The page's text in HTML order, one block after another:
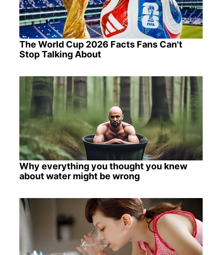
The World Cup 2026 Facts Fans Can't
Stop Talking About
Why everything you thought you knew
about water might be wrong